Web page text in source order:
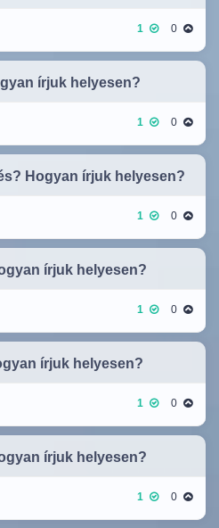
1 0
írjuk helyesen?
1 0
Hogyan írjuk helyesen?
1 0
írjuk helyesen?
1 0
írjuk helyesen?
1 0
írjuk helyesen?
1 0